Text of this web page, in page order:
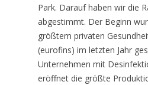
Park. Darauf haben wir die
abgestimmt. Der Beginn
größtem privaten
(eurofins) im letzten Jahr
Unternehmen mit
eröffnet die größte